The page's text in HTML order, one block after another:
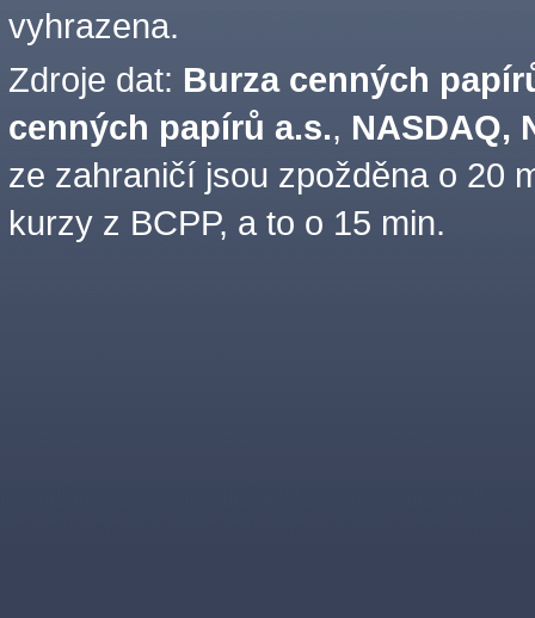
vyhrazena.
Zdroje dat: Burza cenných
cenných papírů a.s., NASDAQ,
ze zahraničí jsou zpožděna o 20
kurzy z BCPP, a to o 15 min.